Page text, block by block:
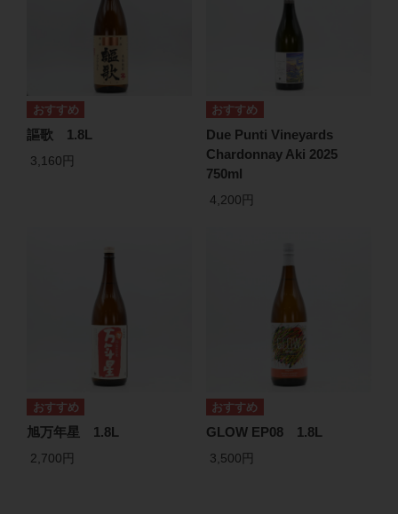
謳歌 1.8L
3,160円
Due Punti Vineyards
Chardonnay Aki 2025
750ml
4,200円
旭万年星 1.8L
2,700円
GLOW EP08 1.8L
3,500円